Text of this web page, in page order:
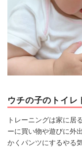
ウチの子のトイレ
トレーニングは家に居
ーに買い物や遊びに外
かくパンツにするやる